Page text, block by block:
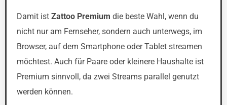
Damit ist Zattoo Premium die beste Wahl, wenn du
nicht nur am Fernseher, sondern auch unterwegs, im
Browser, auf dem Smartphone oder Tablet streamen
möchtest. Auch für Paare oder kleinere Haushalte ist
Premium sinnvoll, da zwei Streams parallel genutzt
werden können.